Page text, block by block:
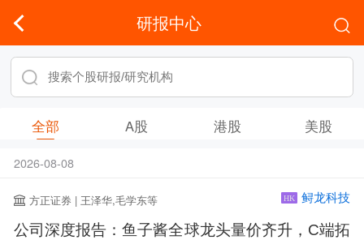
研报中心
全部 A股 港股 美股
2026-08-08
方正证券 | 王泽华,毛学东等 HK 鲟龙科技
公司深度报告：鱼子酱全球龙头量价齐升，C端拓